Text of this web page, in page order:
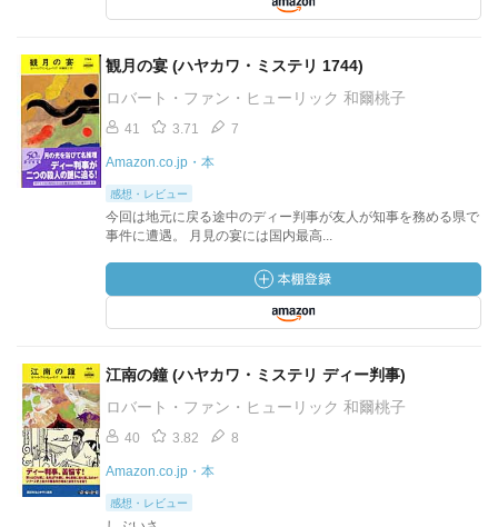
観月の宴 (ハヤカワ・ミステリ 1744)
ロバート・ファン・ヒューリック 和爾桃子
41 3.71 7
Amazon.co.jp・本
感想・レビュー
今回は地元に戻る途中のディー判事が友人が知事を務める県で
事件に遭遇。 月見の宴には国内最高...
江南の鐘 (ハヤカワ・ミステリ ディー判事)
ロバート・ファン・ヒューリック 和爾桃子
40 3.82 8
Amazon.co.jp・本
感想・レビュー